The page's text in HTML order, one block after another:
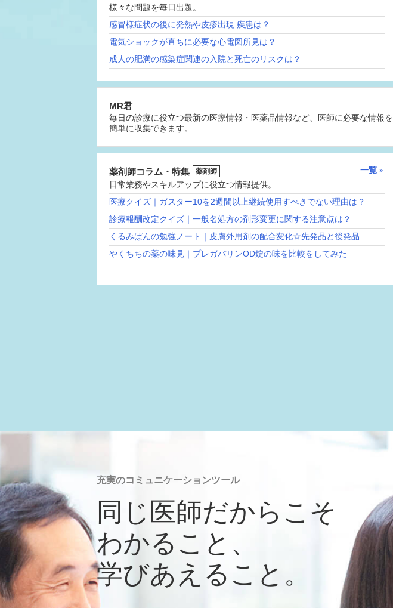
様々な問題を毎日出題。
感冒様症状の後に発熱や皮疹出現 疾患は？
電気ショックが直ちに必要な心電図所見は？
成人の肥満の感染症関連の入院と死亡のリスクは？
MR君
毎日の診療に役立つ最新の医療情報・医薬品情報など、医師に必要な情報を
簡単に収集できます。
薬剤師コラム・特集 薬剤師
一覧
日常業務やスキルアップに役立つ情報提供。
医療クイズ｜ガスター10を2週間以上継続使用すべきでない理由は？
診療報酬改定クイズ｜一般名処方の剤形変更に関する注意点は？
くるみぱんの勉強ノート｜皮膚外用剤の配合変化☆先発品と後発品
やくちちの薬の味見｜プレガバリンOD錠の味を比較をしてみた
充実のコミュニケーションツール
同じ医師だからこそ
わかること、
学びあえること。